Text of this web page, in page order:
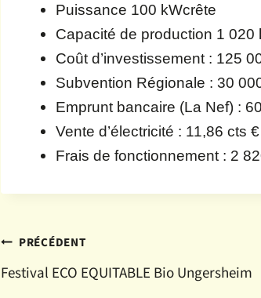
Puissance 100 kWcrête
Capacité de production 1 020
Coût d’investissement : 125
Subvention Régionale : 30
Emprunt bancaire (La Nef) :
Vente d’électricité : 11,86 cts
Frais de fonctionnement : 2
Navigation
de
PRÉCÉDENT
Festival ECO EQUITABLE Bio Ungersheim